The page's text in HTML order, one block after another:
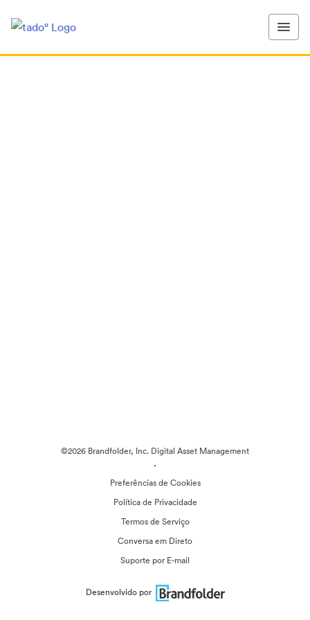
©2026 Brandfolder, Inc. Digital Asset Management
·
Preferências de Cookies
Política de Privacidade
Termos de Serviço
Conversa em Direto
Suporte por E-mail
Desenvolvido por